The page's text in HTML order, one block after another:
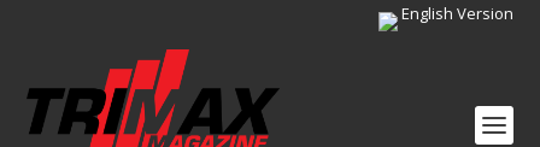
English Version